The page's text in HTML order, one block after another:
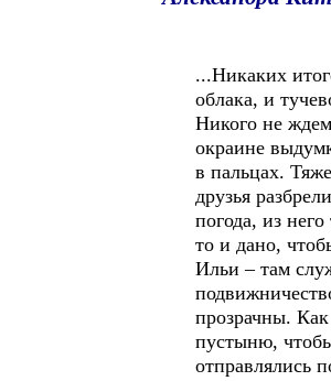
...Никаких
облака, и
Никого не
окраине
в пальцах.
друзья
погода, из
то и дано,
Ильи – там
прозрачны. Как
пустыню,
отправлялись